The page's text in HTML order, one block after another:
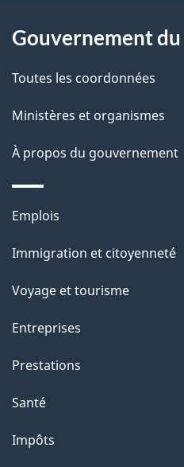
i
l
s
d
e
l
a
p
a
g
e
propos
de
ce
site
Gouvernement du
Toutes les coordonnées
Ministères et organismes
À propos du gouvernement
Thèmes
sujets
Emplois
Immigration et citoyenneté
Voyage et tourisme
Entreprises
Prestations
Santé
Impôts